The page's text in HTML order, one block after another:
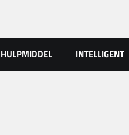
HULPMIDDEL INTELLIGENT